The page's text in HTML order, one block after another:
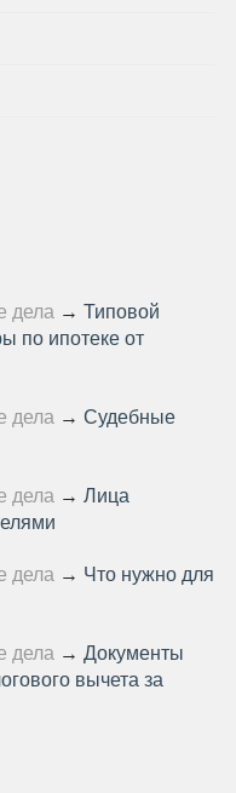
дела →Типовой
по ипотеке от
дела →Судебные
дела →Лица
дела → Что нужно для
дела →Документы
вычета за